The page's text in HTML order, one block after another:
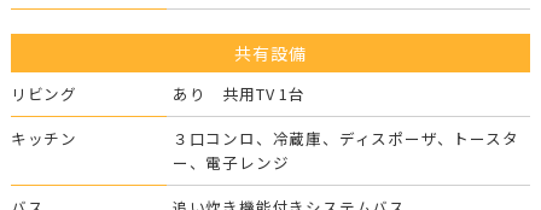
共有設備
リビング
あり 共用TV 1台
キッチン
３口コンロ、冷蔵庫、ディスポーザ、トースタ
ー、電子レンジ